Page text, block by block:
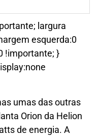
largura
esquerda:0
!importante; }
umas das outras
Orion da Helion
de energia. A